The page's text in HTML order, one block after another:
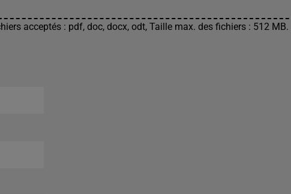
acceptés : pdf, doc, docx, odt, Taille max. des fichiers : 512 MB.